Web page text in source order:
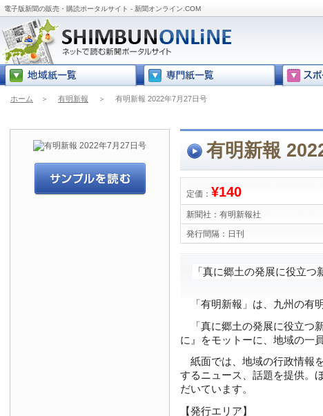
電子版新聞の販売・購読ポータルサイト - 新聞オンライン.COM
ホーム ＞ 有明新報 ＞ 有明新報 2022年7月27日号
有明新報
定価： ¥140
新聞社： 有明新報社
発行間隔： 日刊
「真に郷土の発展に役立つ
「有明新報」は、九州の有
「真に郷土の発展に役立つ
に』をモットーに、地域の一
紙面では、地域の行政情報
するニュース、話題を提供。
だいています。
【発行エリア】